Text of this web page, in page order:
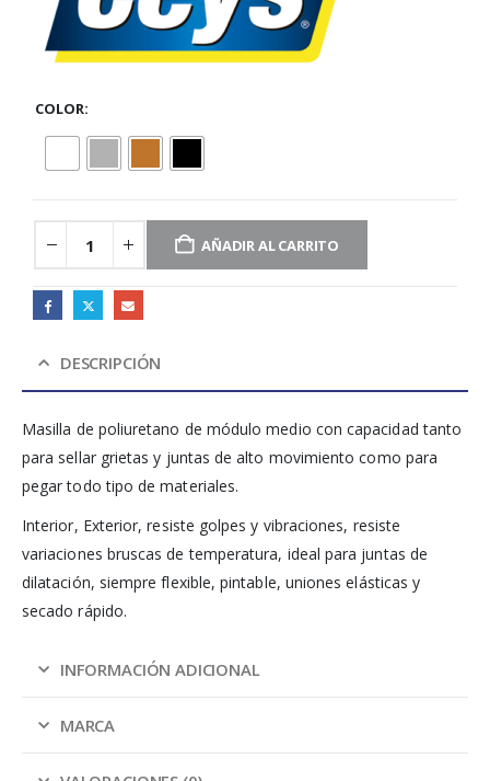
COLOR
AÑADIR AL CARRITO
DESCRIPCIÓN
Masilla de poliuretano de módulo medio con capacidad tanto
para sellar grietas y juntas de alto movimiento como para
pegar todo tipo de materiales.
Interior, Exterior, resiste golpes y vibraciones, resiste
variaciones bruscas de temperatura, ideal para juntas de
dilatación, siempre flexible, pintable, uniones elásticas y
secado rápido.
INFORMACIÓN ADICIONAL
MARCA